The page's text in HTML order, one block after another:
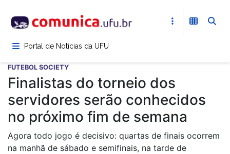
para
conteúdoPortal de Notícias da UFU
FUTEBOL SOCIETY
Finalistas do torneio dos
servidores serão conhecidos
no próximo fim de semana
Agora todo jogo é decisivo: quartas de finais ocorrem
na manhã de sábado e semifinais, na tarde de